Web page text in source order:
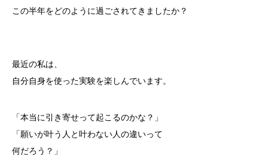
この半年をどのように過ごされてきましたか？
最近の私は、
自分自身を使った実験を楽しんでいます。
「本当に引き寄せって起こるのかな？」
「願いが叶う人と叶わない人の違いって
何だろう？」